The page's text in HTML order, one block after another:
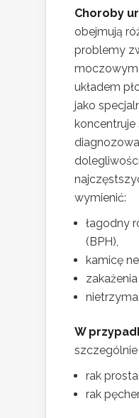
Choroby
obejmują
problemy
moczowym
układem
jako
koncentruje
wymienić:
łagodny
(BPH),
kamicę
W
szczególnie
rak
rak